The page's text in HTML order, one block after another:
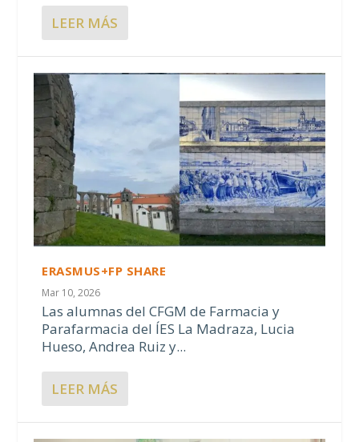
LEER MÁS
ERASMUS+FP SHARE
Mar 10, 2026
Las alumnas del CFGM de Farmacia y
Parafarmacia del ÍES La Madraza, Lucia
Hueso, Andrea Ruiz y...
LEER MÁS